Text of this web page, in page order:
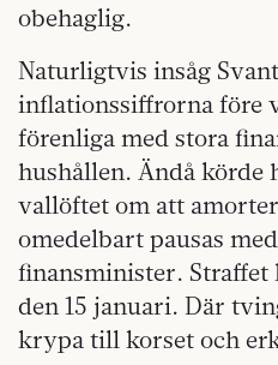
obehaglig.
Naturligtvis insåg
inflationssiffrorna före
förenliga med stora
hushållen. Ändå körde
vallöftet om att
omedelbart pausas
finansminister. Straffet
den 15 januari. Där
krypa till korset och